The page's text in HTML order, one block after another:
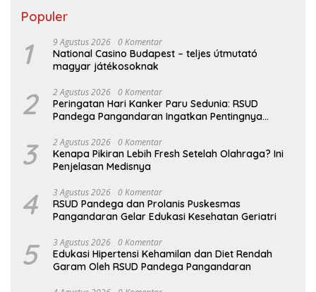
Populer
1 9 Agustus 2026 0 Komentar
National Casino Budapest – teljes útmutató
magyar játékosoknak
2 2 Agustus 2026 0 Komentar
Peringatan Hari Kanker Paru Sedunia: RSUD
Pandega Pangandaran Ingatkan Pentingnya
3 2 Agustus 2026 0 Komentar
Kenapa Pikiran Lebih Fresh Setelah Olahraga? Ini
Penjelasan Medisnya
4 3 Agustus 2026 0 Komentar
RSUD Pandega dan Prolanis Puskesmas
Pangandaran Gelar Edukasi Kesehatan Geriatri
5 3 Agustus 2026 0 Komentar
Edukasi Hipertensi Kehamilan dan Diet Rendah
Garam Oleh RSUD Pandega Pangandaran